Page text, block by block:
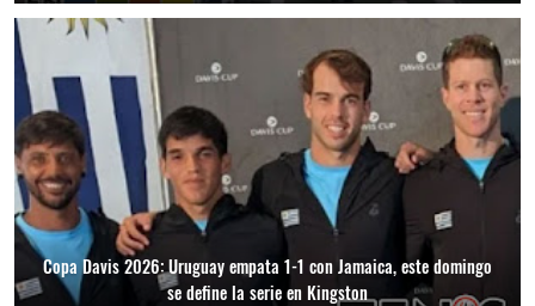
Copa Davis 2026: Uruguay empata 1-1 con Jamaica, este domingo
se define la serie en Kingston